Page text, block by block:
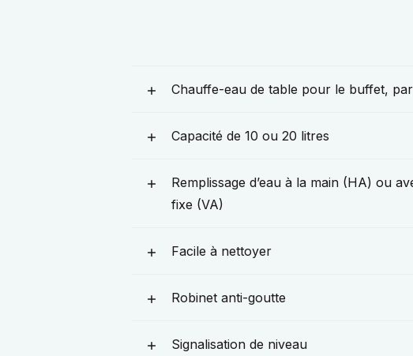
Chauffe-eau de table pour le buffet,
Capacité de 10 ou 20 litres
Remplissage d’eau à la main (HA) ou
fixe (VA)
Facile à nettoyer
Robinet anti-goutte
Signalisation de niveau